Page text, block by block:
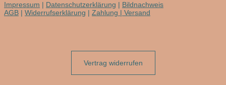
Impressum | Datenschutzerklärung | Bildnachweis
AGB | Widerrufserklärung | Zahlung | Versand
Vertrag widerrufen